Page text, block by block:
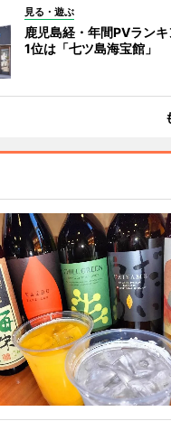
見る・遊ぶ
鹿児島経・年間PVランキ
1位は「七ツ島海宝館」